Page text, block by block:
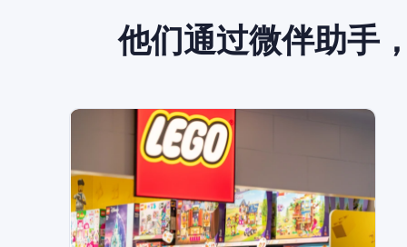
他们通过微伴助手